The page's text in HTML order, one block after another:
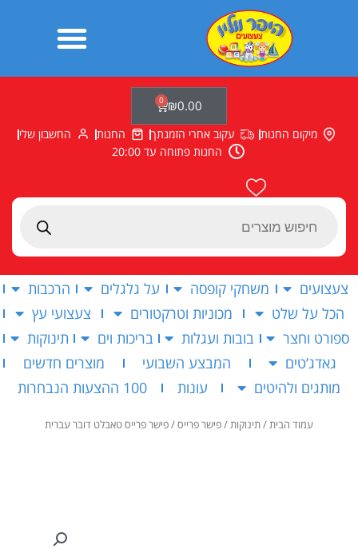
Products
₪0.00
0
עגלת
קניות
מיקום החנות עקוב אחרי הזמנתך החנות
החשבון שלי
החנות פתוחה עד 20:00
צעצועים משחקי קופסה על גלגלים
הרכבות
הכל על שלט
מכוניות וטרקטורים
צעצועי עץ
ספורט וחצר
בובות ועגלות בריכות וים
תינוקות
גאדג’טים
המבצע השבועי
מוצרים חדשים
מותגים ולהיטים
עונות 100 ההצעות הנבחרות
עמוד הבית/תינוקות/פישר פרייס/ פישר פרייס טאבלט דובר עברית